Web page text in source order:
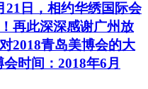
21日，相约华绣国际会
再此深深感谢广州放
2018青岛美博会的大
时间：2018年6月